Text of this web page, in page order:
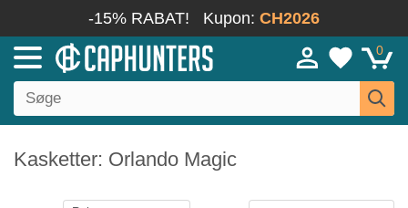
-15% RABAT! Kupon: CH2026
0
Kasketter: Orlando Magic